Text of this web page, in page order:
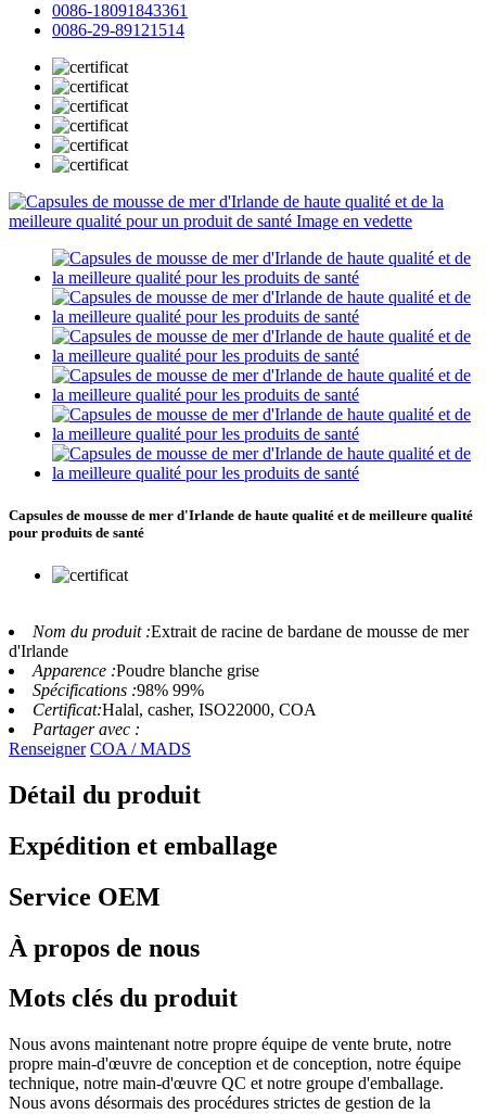
0086-18091843361
0086-29-89121514
Capsules de mousse de mer d'Irlande de haute qualité et de meilleure qualité
pour produits de santé
Nom du produit :Extrait de racine de bardane de mousse de mer
d'Irlande
Apparence :Poudre blanche grise
Spécifications :98% 99%
Certificat:Halal, casher, ISO22000, COA
Partager avec :
Renseigner COA / MADS
Détail du produit
Expédition et emballage
Service OEM
À propos de nous
Mots clés du produit
Nous avons maintenant notre propre équipe de vente brute, notre
propre main-d'œuvre de conception et de conception, notre équipe
technique, notre main-d'œuvre QC et notre groupe d'emballage.
Nous avons désormais des procédures strictes de gestion de la